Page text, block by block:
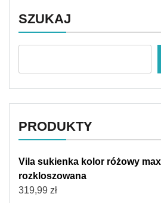
SZUKAJ
PRODUKTY
Vila sukienka kolor różowy
rozkloszowana
319,99 zł